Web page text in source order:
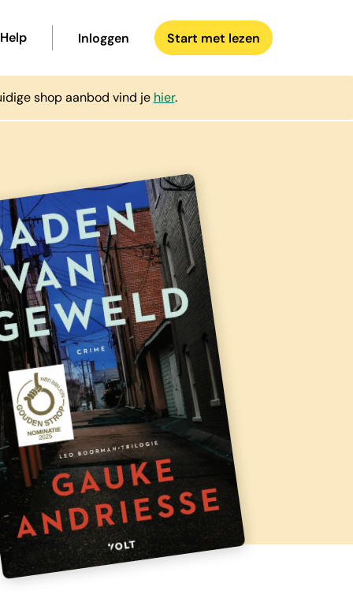
Help Inloggen Start met lezen
shop aanbod vind je hier.